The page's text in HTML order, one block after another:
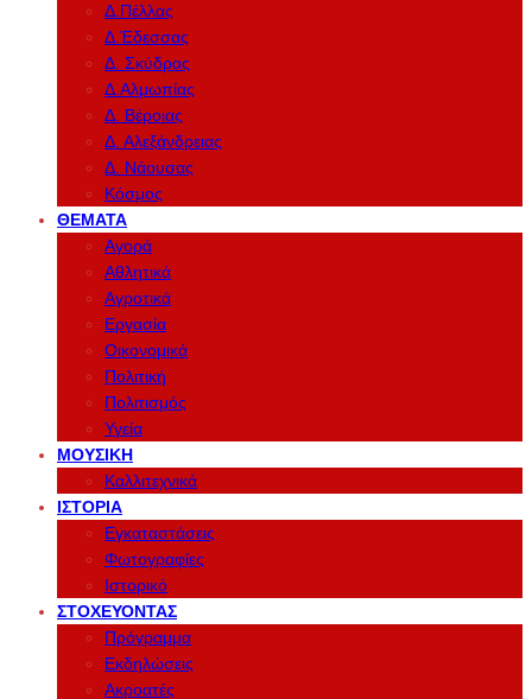
Δ.Πέλλας
Δ.Έδεσσας
Δ. Σκύδρας
Δ.Αλμωπίας
Δ. Βέροιας
Δ. Αλεξάνδρειας
Δ. Νάουσας
Κόσμος
ΘΈΜΑΤΑ
Αγορά
Αθλητικά
Αγροτικά
Εργασία
Οικονομικά
Πολιτική
Πολιτισμός
Υγεία
ΜΟΥΣΙΚΉ
Καλλιτεχνικά
ΙΣΤΟΡΊΑ
Εγκαταστάσεις
Φωτογραφίες
Ιστορικό
ΣΤΟΧΕΎΟΝΤΑΣ
Πρόγραμμα
Εκδηλώσεις
Ακροατές